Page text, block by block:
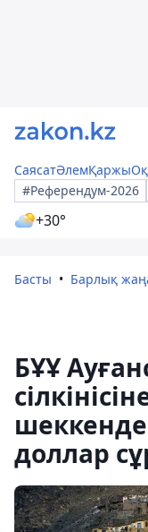
СаясатӘлемҚаржы
#Референдум-2026
+30°
Басты Барлық
БҰҰ
доллар